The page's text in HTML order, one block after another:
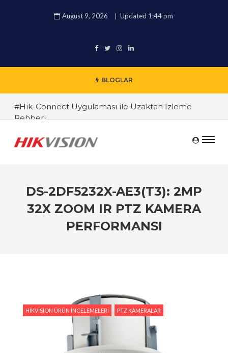
August 9, 2026 Updated 1:44 pm
BLOGLAR
#Hik-Connect Uygulaması ile Uzaktan İzleme
Rehberi
#Hikvision 4K IP Kamera İncelemesi
#Endüstriyel Güvenlik Çözümleri ile İşyerinizi
Koruyun
#TRT Haber Güvenlik Kamerası Alırken Nelere
Dikkat Edilmeli ? Güvenlik Kamera Uzmanı Pc
#Hikvision AI Teknolojileri ile Güvenlikte Yeni
#Yapay Zeka Destekli Kamera Sistemlerinin
DS-2DF5232X-AE3(T3): 2MP
32X ZOOM IR PTZ KAMERA
PERFORMANSI
HIKVISION ÜRÜN İNCELEMELERI PTZ KAMERALAR